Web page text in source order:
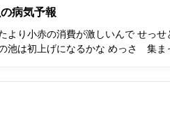
病気予報
より小赤の消費が激しいんで せっ
池は初上げになるかな めっさ 集